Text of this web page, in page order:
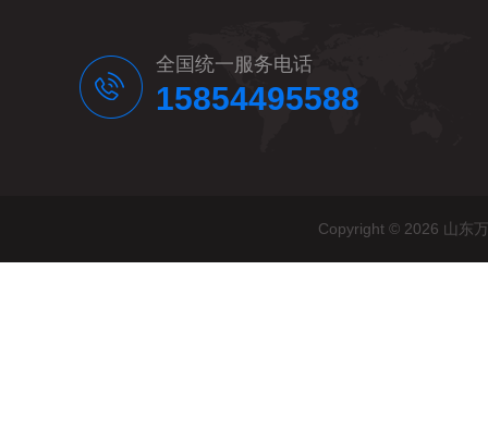
全国统一服务电话
15854495588
Copyright © 2026 山东